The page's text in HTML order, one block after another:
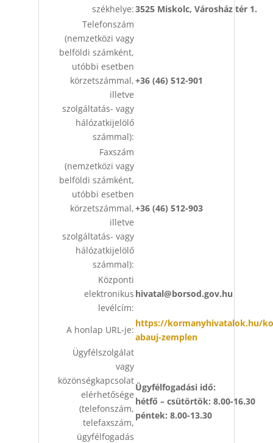
székhelye:3525 Miskolc, Városház tér 1.
Telefonszám
(nemzetközi vagy
belföldi számként,
utóbbi esetben
körzetszámmal,
illetve
szolgáltatás- vagy
hálózatkijelölő
számmal):
+36 (46) 512-901
Faxszám
(nemzetközi vagy
belföldi számként,
utóbbi esetben
körzetszámmal,
illetve
szolgáltatás- vagy
hálózatkijelölő
számmal):
+36 (46) 512-903
Központi
elektronikus
levélcím:
hivatal@borsod.gov.hu
A honlap URL-je:
https://kormanyhivatalok.hu/
abauj-zemplen
Ügyfélszolgálat
vagy
közönségkapcsolat
elérhetősége
(telefonszám,
telefaxszám,
ügyfélfogadás
Ügyfélfogadási idő:
hétfő – csütörtök: 8.00-16.30
péntek: 8.00-13.30